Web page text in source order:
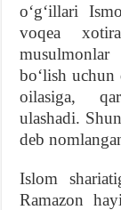
oʻgʻillari
voqea
boʻlish
oilasiga,
ulashadi.
deb
Islom
Ramazon